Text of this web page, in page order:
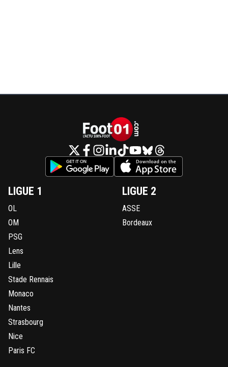
LIGUE 1
OL
OM
PSG
Lens
Lille
Stade Rennais
Monaco
Nantes
Strasbourg
Nice
Paris FC
LIGUE 2
ASSE
Bordeaux